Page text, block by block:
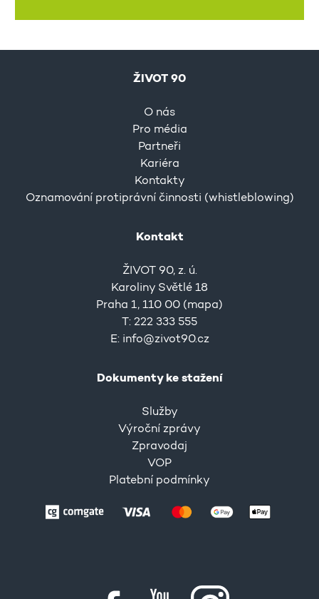
ŽIVOT 90
O nás
Pro média
Partneři
Kariéra
Kontakty
Oznamování protiprávní činnosti (whistleblowing)
Kontakt
ŽIVOT 90, z. ú.
Karoliny Světlé 18
Praha 1, 110 00 (mapa)
T: 222 333 555
E: info@zivot90.cz
Dokumenty ke stažení
Služby
Výroční zprávy
Zpravodaj
VOP
Platební podmínky